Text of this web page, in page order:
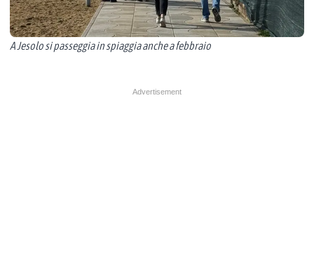
A Jesolo si passeggia in spiaggia anche a febbraio